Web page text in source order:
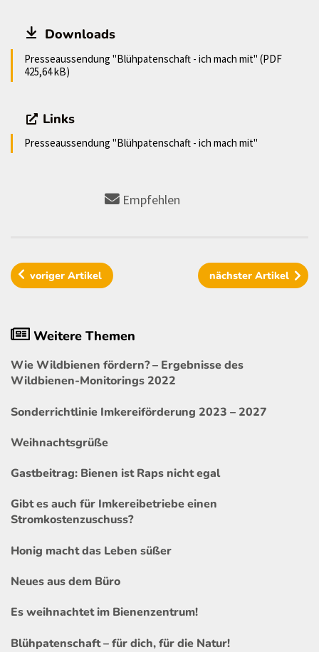
Downloads
Presseaussendung "Blühpatenschaft - ich mach mit" (PDF
425,64 kB)
Links
Presseaussendung "Blühpatenschaft - ich mach mit"
Empfehlen
vorigerArtikel nächster Artikel
Weitere Themen
Wie Wildbienen fördern? – Ergebnisse des
Wildbienen-Monitorings 2022
Sonderrichtlinie Imkereiförderung 2023 – 2027
Weihnachtsgrüße
Gastbeitrag: Bienen ist Raps nicht egal
Gibt es auch für Imkereibetriebe einen
Stromkostenzuschuss?
Honig macht das Leben süßer
Neues aus dem Büro
Es weihnachtet im Bienenzentrum!
Blühpatenschaft – für dich, für die Natur!